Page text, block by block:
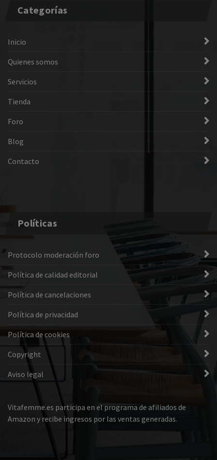
Categorías
Inicio
Quienes somos
Servicios
Tienda
Foro
Blog
Contacto
Políticas
Protocolo moderación foro
Política de calidad editorial
Política de cancelaciones
Política de privacidad
Política de cookies
Copyright
Aviso legal
Vitafemme.es participa en el programa de afiliados de
Amazon y recibe ingresos por las ventas generadas.